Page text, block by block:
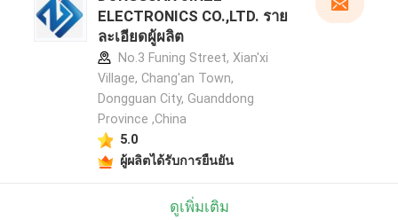
ELECTRONICS CO.,LTD. ราย
ละเอียดผู้ผลิต
No.3 Funing Street, Xian'xi
Village, Chang'an Town,
Dongguan City, Guanddong
Province ,China
5.0
ผู้ผลิตได้รับการยืนยัน
ดูเพิ่มเติม